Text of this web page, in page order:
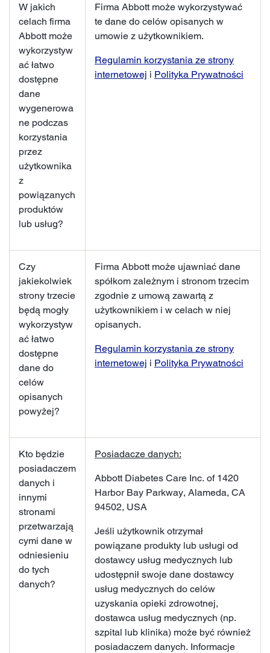
W jakich
celach firma
Abbott może
wykorzystyw
ać łatwo
dostępne
dane
wygenerowa
ne podczas
korzystania
przez
użytkownika
z
powiązanych
produktów
lub usług?
Firma Abbott może wykorzystywać
te dane do celów opisanych w
umowie z użytkownikiem.
Regulamin korzystania ze strony
internetowej i Polityka Prywatności
Czy
jakiekolwiek
strony trzecie
będą mogły
wykorzystyw
ać łatwo
dostępne
dane do
celów
opisanych
powyżej?
Firma Abbott może ujawniać dane
spółkom zależnym i stronom trzecim
zgodnie z umową zawartą z
użytkownikiem i w celach w niej
opisanych.
Regulamin korzystania ze strony
internetowej i Polityka Prywatności
Kto będzie
posiadaczem
danych i
innymi
stronami
przetwarzają
cymi dane w
odniesieniu
do tych
danych?
Posiadacze danych:
Abbott Diabetes Care Inc. of 1420
Harbor Bay Parkway, Alameda, CA
94502, USA
Jeśli użytkownik otrzymał
powiązane produkty lub usługi od
dostawcy usług medycznych lub
udostępnił swoje dane dostawcy
usług medycznych do celów
uzyskania opieki zdrowotnej,
dostawca usług medycznych (np.
szpital lub klinika) może być również
posiadaczem danych. Informacje